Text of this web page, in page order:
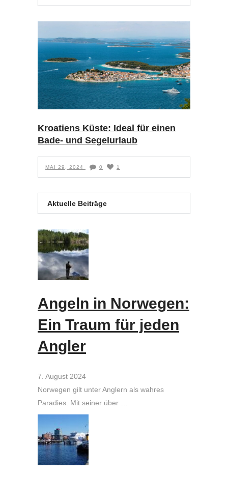
Kroatiens Küste: Ideal für einen
Bade- und Segelurlaub
MAI 29, 2024 0 1
Aktuelle Beiträge
Angeln in Norwegen:
Ein Traum für jeden
Angler
7. August 2024
Norwegen gilt unter Anglern als wahres
Paradies. Mit seiner über …